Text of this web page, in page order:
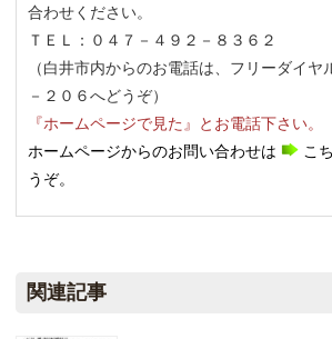
合わせください。
ＴＥＬ：０４７－４９２－８３６２
（白井市内からのお電話は、フリーダイヤ
－２０６へどうぞ）
『ホームページで見た』とお電話下さい。
ホームページからのお問い合わせは
こ
うぞ。
関連記事